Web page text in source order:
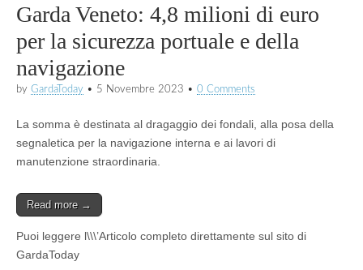
Garda Veneto: 4,8 milioni di euro
per la sicurezza portuale e della
navigazione
by GardaToday • 5 Novembre 2023 • 0 Comments
La somma è destinata al dragaggio dei fondali, alla posa della
segnaletica per la navigazione interna e ai lavori di
manutenzione straordinaria.
Read more →
Puoi leggere l\\\’Articolo completo direttamente sul sito di
GardaToday